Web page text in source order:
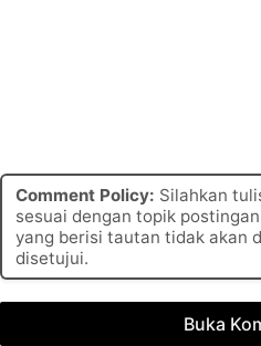
Comment Policy: Silahkan
sesuai dengan topik
yang berisi tautan tidak akan
disetujui.
Buka